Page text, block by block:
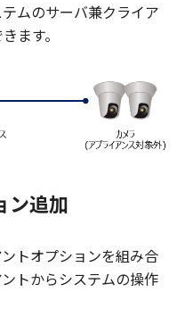
ムのサーバ兼クライア
ます。
ン追加
トオプションを組み合
トからシステムの操作